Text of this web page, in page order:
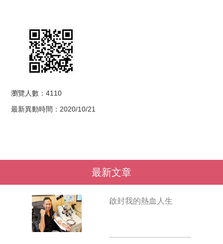
瀏覽人數：4110
最新異動時間：2020/10/21
最新文章
啟封我的熱血人生